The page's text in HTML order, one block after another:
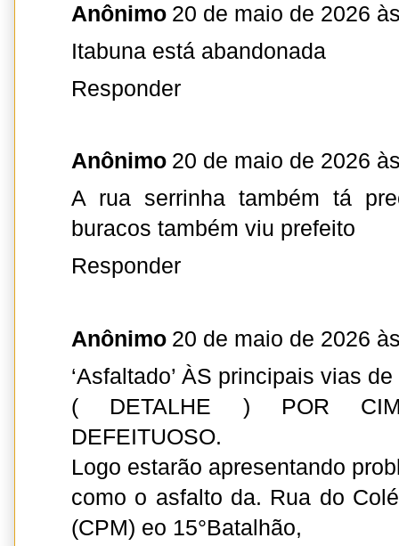
Anônimo 20 de maio de 2026
Itabuna está abandonada
Responder
Anônimo 20 de maio de 2026
A rua serrinha também tá
buracos também viu prefeito
Responder
Anônimo 20 de maio de 2026
‘Asfaltado’ ÀS principais vias
( DETALHE ) POR
DEFEITUOSO.
Logo estarão apresentando
como o asfalto da. Rua do
(CPM) eo 15°Batalhão,